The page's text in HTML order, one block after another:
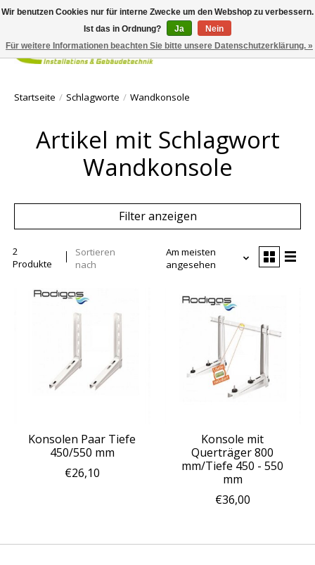
Ihr
Startseite / Schlagworte / Wandkonsole
Artikel mit Schlagwort
Wandkonsole
Filter anzeigen
2
Produkte
Sortieren
nach
Am meisten
angesehen
Konsolen Paar Tiefe
450/550 mm
€26,10
Konsole mit
Querträger 800
mm/Tiefe 450 - 550
mm
€36,00
Wir benutzen Cookies nur für interne Zwecke um den Webshop zu verbessern.
Ist das in Ordnung?
Ja
Nein
Für weitere Informationen beachten Sie bitte unsere Datenschutzerklärung. »